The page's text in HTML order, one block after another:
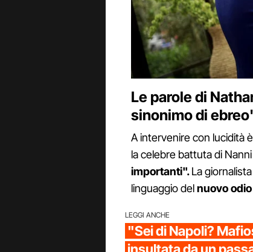
Le parole di
sinonimo di
A intervenire con lucidità
la celebre battuta di
importanti".La
linguaggio delnuovoodio
LEGGI ANCHE
"Sei di Napoli?